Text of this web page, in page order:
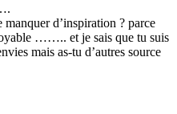
d’inspiration ? parce
…….. et je sais que tu suis
mais as-tu d’autres source